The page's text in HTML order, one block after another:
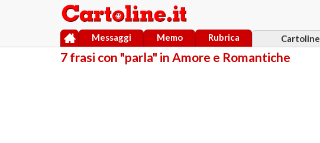
Cartoline
Messaggi Memo Rubrica
7 frasi con "parla" in Amore e Romantiche